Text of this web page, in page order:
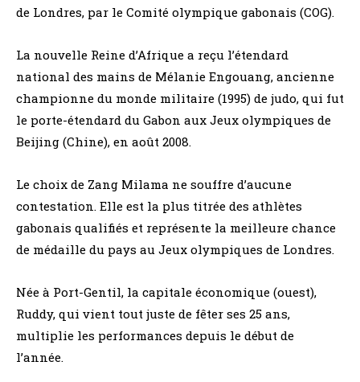
de Londres, par le Comité olympique gabonais (COG).
La nouvelle Reine d’Afrique a reçu l’étendard
national des mains de Mélanie Engouang, ancienne
championne du monde militaire (1995) de judo, qui fut
le porte-étendard du Gabon aux Jeux olympiques de
Beijing (Chine), en août 2008.
Le choix de Zang Milama ne souffre d’aucune
contestation. Elle est la plus titrée des athlètes
gabonais qualifiés et représente la meilleure chance
de médaille du pays au Jeux olympiques de Londres.
Née à Port-Gentil, la capitale économique (ouest),
Ruddy, qui vient tout juste de fêter ses 25 ans,
multiplie les performances depuis le début de
l’année.